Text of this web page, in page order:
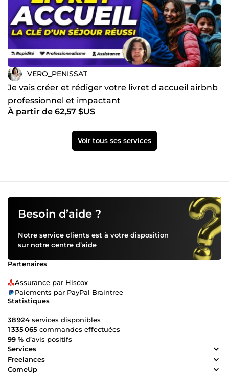
VERO_PENISSAT
Je vais créer et rédiger votre livret d accueil airbnb
professionnel et impactant
À partir de 62,57 $US
Voir tous ses services
Besoin d’aide ?
Notre service clients est à votre disposition
sur notre centre d’aide
Partenaires
Assurance par Hiscox
Paiements par PayPal Braintree
Statistiques
38 924 services disponibles
1 335 065 commandes effectuées
99 % d’avis positifs
Services
Freelances
ComeUp